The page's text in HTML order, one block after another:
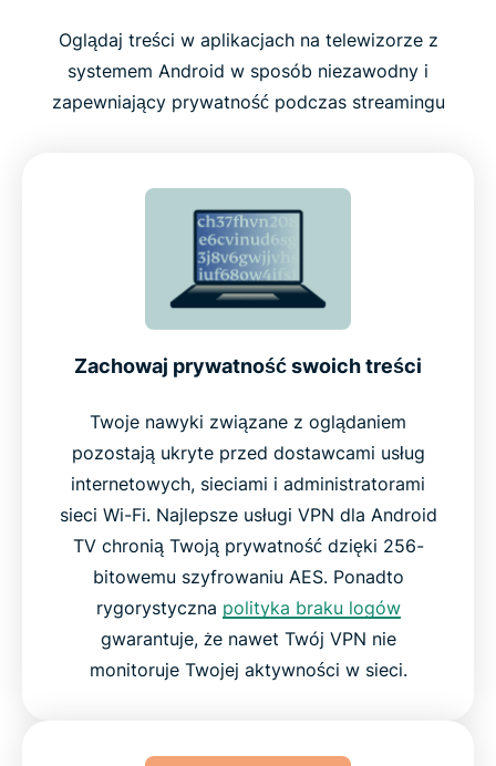
Na co zwrócić uwagę przy wyborze VPN dla
Android TV
Technologia TrustedServer dla większej
Globalna sieć stworzona z myślą o szybkości i
niezawodności
oraz innych
Dlaczego warto wybrać ExpressVPN zamiast
innych usług VPN
Co ludzie mówią o ExpressVPN
Często zadawane pytania
Oglądaj treści w aplikacjach na telewizorze z
systemem Android w sposób niezawodny i
zapewniający prywatność podczas streamingu
Zachowaj prywatność swoich treści
Twoje nawyki związane z oglądaniem
pozostają ukryte przed dostawcami usług
internetowych, sieciami i administratorami
sieci Wi-Fi. Najlepsze usługi VPN dla Android
TV chronią Twoją prywatność dzięki 256-
bitowemu szyfrowaniu AES. Ponadto
rygorystyczna polityka braku logów
gwarantuje, że nawet Twój VPN nie
monitoruje Twojej aktywności w sieci.